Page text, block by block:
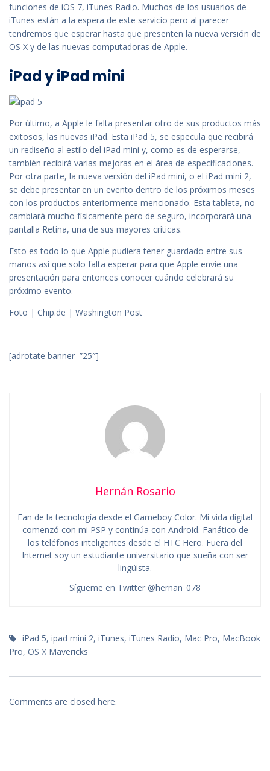
funciones de iOS 7, iTunes Radio. Muchos de los usuarios de
iTunes están a la espera de este servicio pero al parecer
tendremos que esperar hasta que presenten la nueva versión de
OS X y de las nuevas computadoras de Apple.
iPad y iPad mini
Por último, a Apple le falta presentar otro de sus productos más
exitosos, las nuevas iPad. Esta iPad 5, se especula que recibirá
un rediseño al estilo del iPad mini y, como es de esperarse,
también recibirá varias mejoras en el área de especificaciones.
Por otra parte, la nueva versión del iPad mini, o el iPad mini 2,
se debe presentar en un evento dentro de los próximos meses
con los productos anteriormente mencionado. Esta tableta, no
cambiará mucho físicamente pero de seguro, incorporará una
pantalla Retina, una de sus mayores críticas.
Esto es todo lo que Apple pudiera tener guardado entre sus
manos así que solo falta esperar para que Apple envíe una
presentación para entonces conocer cuándo celebrará su
próximo evento.
Foto | Chip.de | Washington Post
[adrotate banner=”25″]
Hernán Rosario
Fan de la tecnología desde el Gameboy Color. Mi vida digital
comenzó con mi PSP y continúa con Android. Fanático de
los teléfonos inteligentes desde el HTC Hero. Fuera del
Internet soy un estudiante universitario que sueña con ser
lingüista.
Sígueme en Twitter @hernan_078
iPad 5, ipad mini 2, iTunes, iTunes Radio, Mac Pro, MacBook
Pro, OS X Mavericks
Comments are closed here.